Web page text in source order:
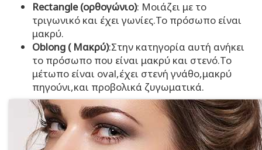
Rectangle (ορθογώνιο): Μοιάζει με το
τριγωνικό και έχει γωνίες.Το πρόσωπο είναι
μακρύ.
Oblong ( Μακρύ):Στην κατηγορία αυτή ανήκει
το πρόσωπο που είναι μακρύ και στενό.Το
μέτωπο είναι oval,έχει στενή γνάθο,μακρύ
πηγούνι,και προβολικά ζυγωματικά.